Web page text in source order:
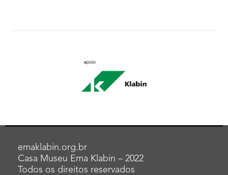
emaklabin.org.br
Casa Museu Ema Klabin – 2022
Todos os direitos reservados